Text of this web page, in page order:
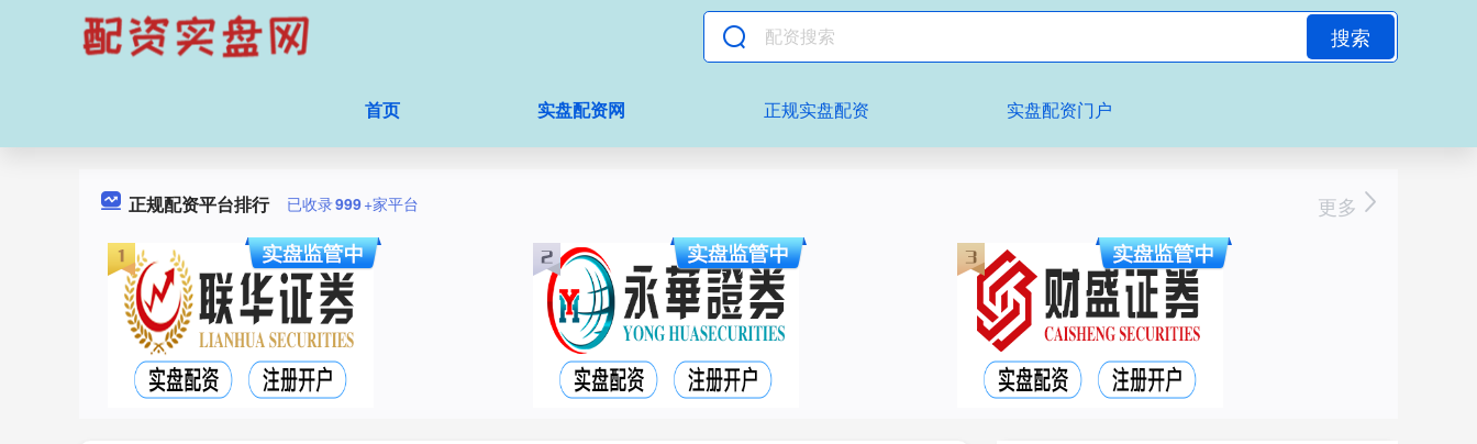
搜索
首页 实盘配资网 正规实盘配资 实盘配资门户
正规配资平台排行 已收录999+家平台 更多